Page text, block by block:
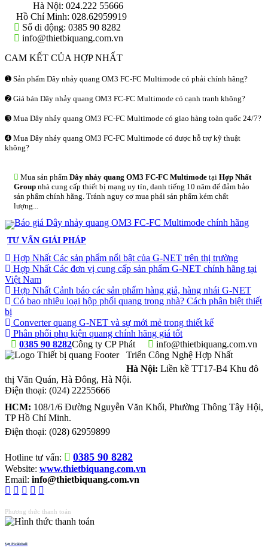
Hà Nội: 024.222 55666
Hồ Chí Minh: 028.62959919
Số di động: 0385 90 8282
info@thietbiquang.com.vn
CAM KẾT CỦA HỢP NHẤT
➊ Sản phẩm Dây nhảy quang OM3 FC-FC Multimode có phải chính hãng?
➋ Giá bán Dây nhảy quang OM3 FC-FC Multimode có cạnh tranh không?
➌ Mua Dây nhảy quang OM3 FC-FC Multimode có giao hàng toàn quốc 24/7?
➍ Mua Dây nhảy quang OM3 FC-FC Multimode có được hỗ trợ kỹ thuật
không?
Mua sản phẩm Dây nhảy quang OM3 FC-FC Multimode tại Hợp Nhất
Group nhà cung cấp thiết bị mạng uy tín, danh tiếng 10 năm để đảm bảo
sản phẩm chính hãng. Tránh nguy cơ mua phải sản phẩm kém chất
lượng...
TƯ VẤN GIẢI PHÁP
Hợp Nhất Các sản phẩm nổi bật của G-NET trên thị trường
Hợp Nhất Các đơn vị cung cấp sản phẩm G-NET chính hãng tại
Việt Nam
Hợp Nhất Cảnh báo các sản phẩm hàng giả, hàng nhái G-NET
Có bao nhiêu loại hộp phối quang trong nhà? Cách phân biệt thiết
bị
Converter quang G-NET và sự mới mẻ trong thiết kế
Phân phối phụ kiện quang chính hãng giá tốt
0385 90 8282
info@thietbiquang.com.vn
Công ty CP Phát
Triển Công Nghệ Hợp Nhất
Hà Nội: Liền kề TT17-B4 Khu đô
thị Văn Quán, Hà Đông, Hà Nội.
Điện thoại: (024) 22255666
HCM: 108/1/6 Đường Nguyễn Văn Khối, Phường Thông Tây Hội,
TP Hồ Chí Minh.
Điện thoại: (028) 62959899
Hotline tư vấn: 0385 90 8282
Website: www.thietbiquang.com.vn
Email: info@thietbiquang.com.vn
Phương thức thanh toán
Vợt Pickleball